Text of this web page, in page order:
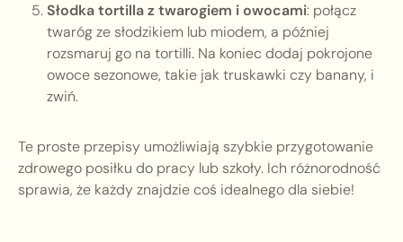
Słodka tortilla z twarogiem i owocami: połącz
twaróg ze słodzikiem lub miodem, a później
rozsmaruj go na tortilli. Na koniec dodaj pokrojone
owoce sezonowe, takie jak truskawki czy banany, i
zwiń.
Te proste przepisy umożliwiają szybkie przygotowanie
zdrowego posiłku do pracy lub szkoły. Ich różnorodność
sprawia, że każdy znajdzie coś idealnego dla siebie!